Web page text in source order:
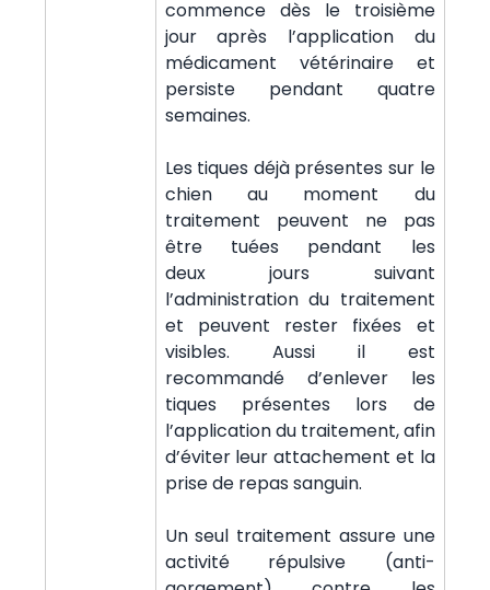
commence dès le troisième
jour après l’application du
médicament vétérinaire et
persiste pendant quatre
semaines.
Les tiques déjà présentes sur le
chien au moment du
traitement peuvent ne pas
être tuées pendant les
deux jours suivant
l’administration du traitement
et peuvent rester fixées et
visibles. Aussi il est
recommandé d’enlever les
tiques présentes lors de
l’application du traitement, afin
d’éviter leur attachement et la
prise de repas sanguin.
Un seul traitement assure une
activité répulsive (anti-